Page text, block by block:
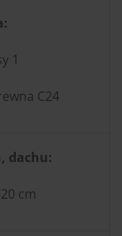
1
C24
dachu:
cm